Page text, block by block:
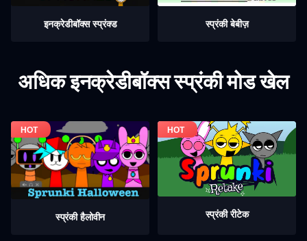
इनक्रेडीबॉक्स स्प्रंक्ड स्प्रंकी बेबीज़
अधिक इनक्रेडीबॉक्स स्प्रंकी मोड खेल
स्प्रंकी हैलोवीन स्प्रंकी रीटेक